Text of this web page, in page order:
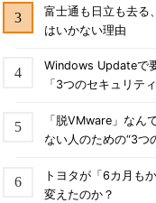
富士通も日立も去る
はいかない理由
Windows Updateで
「3つのセキュリテ
「脱VMware」な
ない人のための“3つ
トヨタが「6カ月も
変えたのか？